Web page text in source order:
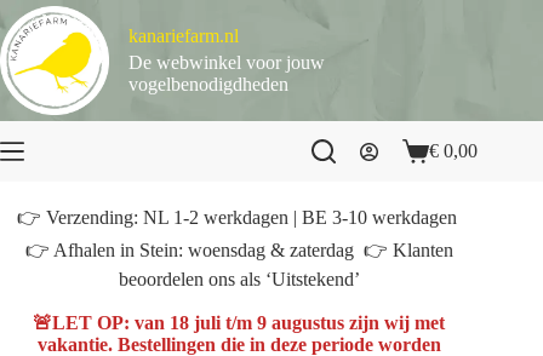
naar
de
inhoud
kanariefarm.nl
De webwinkel voor jouw
vogelbenodigdheden
Winkelwagen
€ 0,00
👉 Verzending: NL 1-2 werkdagen | BE 3-10 werkdagen
👉 Afhalen in Stein: woensdag & zaterdag 👉 Klanten
beoordelen ons als ‘Uitstekend’
🚨LET OP: van 18 juli t/m 9 augustus zijn wij met
vakantie. Bestellingen die in deze periode worden